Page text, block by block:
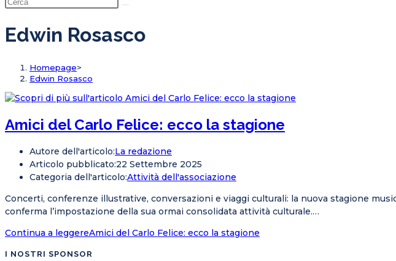
Edwin Rosasco
Homepage>
Edwin Rosasco
Amici del Carlo Felice: ecco la stagione
Autore dell'articolo:La redazione
Articolo pubblicato:22 Settembre 2025
Categoria dell'articolo:Attività dell'associazione
Concerti, conferenze illustrative, conversazioni e viaggi culturali: la nuova stagione
conferma l’impostazione della sua ormai consolidata attività culturale.…
Continua a leggereAmici del Carlo Felice: ecco la stagione
I NOSTRI SPONSOR